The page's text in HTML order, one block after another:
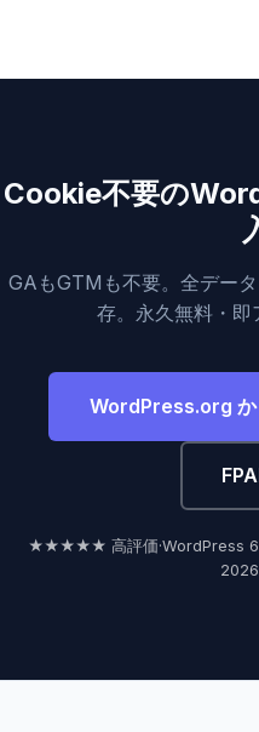
Cookie不要の
GAもGTMも不要。全デー
存。永久無料・即
WordPress.org
★★★★★ 高評価·WordPress